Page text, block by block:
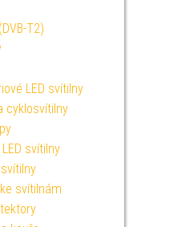
T2)
LED svítilny
cyklosvítilny
svítilny
svítilnám